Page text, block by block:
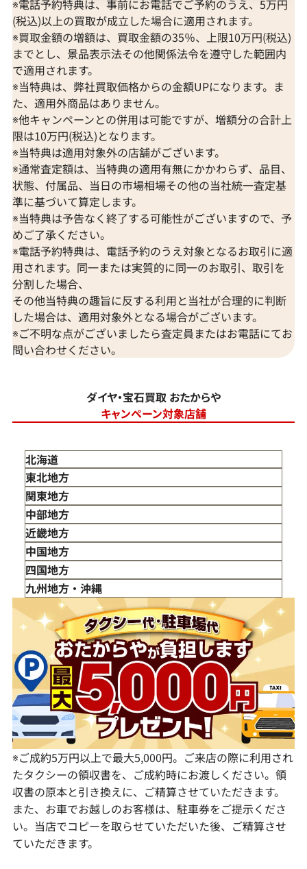
※電話予約特典は、事前にお電話でご予約のうえ、5万円
(税込)以上の買取が成立した場合に適用されます。
※買取金額の増額は、買取金額の35％、上限10万円(税込)
までとし、景品表示法その他関係法令を遵守した範囲内
で適用されます。
※当特典は、弊社買取価格からの金額UPになります。ま
た、適用外商品はありません。
※他キャンペーンとの併用は可能ですが、増額分の合計上
限は10万円(税込)となります。
※当特典は適用対象外の店舗がございます。
※通常査定額は、当特典の適用有無にかかわらず、品目、
状態、付属品、当日の市場相場その他の当社統一査定基
準に基づいて算定します。
※当特典は予告なく終了する可能性がございますので、予
めご了承ください。
※電話予約特典は、電話予約のうえ対象となるお取引に適
用されます。同一または実質的に同一のお取引、取引を
分割した場合、
その他当特典の趣旨に反する利用と当社が合理的に判断
した場合は、適用対象外となる場合がございます。
※ご不明な点がございましたら査定員またはお電話にてお
問い合わせください。
ダイヤ・宝石買取 おたからや
キャンペーン対象店舗
北海道
東北地方
青森県
岩手県
宮城県
秋田県
山形県
福島県
関東地方
東京都
神奈川県
埼玉県
千葉県
茨城県
栃木県
群馬県
中部地方
新潟県
富山県
石川県
山梨県
長野県
岐阜県
静岡県
愛知県
近畿地方
三重県
滋賀県
京都府
大阪府
兵庫県
奈良県
和歌山県
中国地方
鳥取県
島根県
岡山県
広島県
山口県
四国地方
徳島県
香川県
愛媛県
九州地方・沖縄
福岡県
佐賀県
長崎県
熊本県
大分県
宮崎県
鹿児島県
※ご成約5万円以上で最大5,000円。ご来店の際に利用され
たタクシーの領収書を、ご成約時にお渡しください。領
収書の原本と引き換えに、ご精算させていただきます。
また、お車でお越しのお客様は、駐車券をご提示くださ
い。当店でコピーを取らせていただいた後、ご精算させ
ていただきます。